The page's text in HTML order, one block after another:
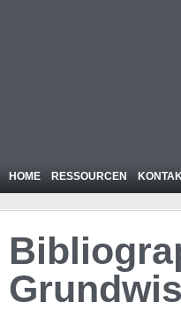
HOME RESSOURCEN